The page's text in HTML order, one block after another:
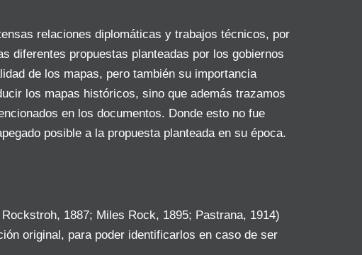
relaciones diplomáticas y trabajos técnicos, por
diferentes propuestas planteadas por los gobiernos
de los mapas, pero también su importancia
los mapas históricos, sino que además trazamos
en los documentos. Donde esto no fue
posible a la propuesta planteada en su época.
1887; Miles Rock, 1895; Pastrana, 1914)
original, para poder identificarlos en caso de ser